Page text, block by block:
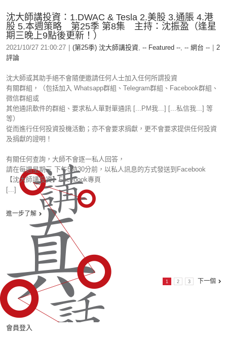
沈大師講投資：1.DWAC & Tesla 2.美股 3.通脹 4.港
股 5.本週策略 第25季 第8集 主持：沈振盈（逢星
期三晚上9點後更新！）
2021/10/27 21:00:27 (第25季) 沈大師講投資, -- Featured --, -- 網台 --
2
評論
沈大師或其助手絕不會隨便邀請任何人士加入任何所謂投資
有關群組，（包括加入 Whatsapp群組、Telegram群組、Facebook群組、
微信群組或
其他通訊軟件的群組、要求私人單對單通訊 [...PM我...] [...私信我...] 等
等）
從而進行任何投資投機活動；亦不會要求捐獻，更不會要求提供任何投資
及捐獻的證明！
有關任何查詢，大師不會逐一私人回答，
請在每週星期三 下午5時30分前，以私人訊息的方式發送到Facebook
【沈大師講投資】Facebook專頁
[...]
進一步了解
1 2 3 下一個
會員登入